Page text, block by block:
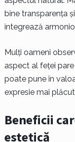
bine transparența
integrează
Mulți oameni
aspect al feței
poate pune în
expresie mai
Beneficii
estetică